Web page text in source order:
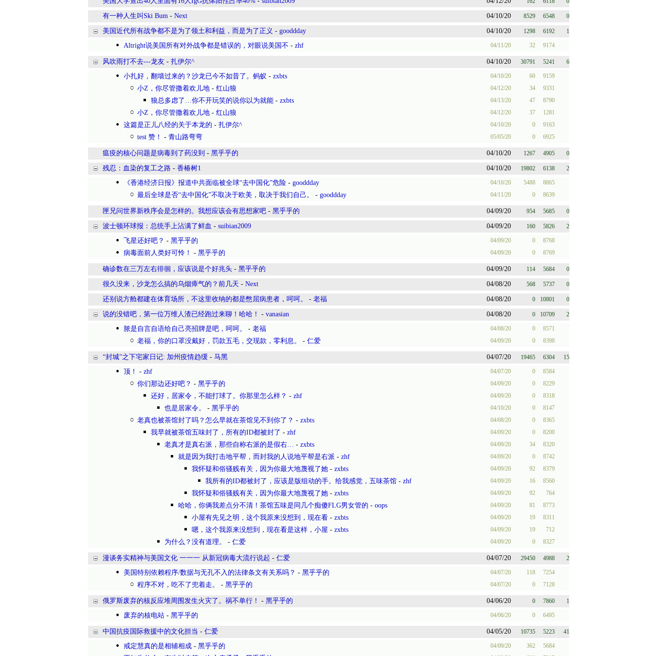
有一种人生叫Ski Bum - Next 04/10/20 8529 6548 0
美国近代所有战争都不是为了领土和利益，而是为了正义 - gooddday 04/10/20 1298 6192 1
Altright说美国所有对外战争都是错误的，对眼说美国不 - zhf 04/11/20 32 9174
风吹雨打不去---龙友 - 扎伊尔^ 04/10/20 30791 5241 6
小扎好，翻墙过来的？沙龙已今不如昔了。蚂蚁 - zxbts 04/10/20 60 9159
小Z，你尽管撒着欢儿地 - 红山狼 04/12/20 34 9331
狼总多虑了…你不开玩笑的说你以为就能 - zxbts 04/13/20 47 8790
小Z，你尽管撒着欢儿地 - 红山狼 04/12/20 37 1281
这篇是正儿八经的关于本龙的 - 扎伊尔^ 04/10/20 0 9163
test 赞！ - 青山路弯弯 05/05/20 0 6925
瘟疫的核心问题是病毒到了药没到 - 黑乎乎的 04/10/20 1267 4905 0
残忍：血染的复工之路 - 香椿树1 04/10/20 19802 6138 2
《香港经济日报》报道中共面临被全球“去中国化”危险 - gooddday 04/10/20 5488 8865
最后全球是否“去中国化”不取决于欧美，取决于我们自己。 - gooddday 04/11/20 0 8639
匣兄问世界新秩序会是怎样的。我想应该会有思想家吧 - 黑乎乎的 04/09/20 954 5685 0
波士顿环球报：总统手上沾满了鲜血 - suibian2009 04/09/20 160 5826 2
飞星还好吧？ - 黑乎乎的 04/09/20 0 8768
病毒面前人类好可怜！ - 黑乎乎的 04/09/20 0 8769
确诊数在三万左右徘徊，应该说是个好兆头 - 黑乎乎的 04/09/20 114 5684 0
很久没来，沙龙怎么搞的乌烟瘴气的？前几天 - Next 04/08/20 568 5737 0
还别说方舱都建在体育场所，不这里收纳的都是憋屈病患者，呵呵。 - 老福 04/08/20 0 10801 0
说的没错吧，第一位万维人渣已经跑过来聊！哈哈！ - vanasian 04/08/20 0 10709 2
脓是自言自语给自己亮招牌是吧，呵呵。 - 老福 04/08/20 0 8571
老福，你的口罩没戴好，罚款五毛，交现款，零利息。 - 仁爱 04/09/20 0 8398
“封城”之下宅家日记: 加州疫情趋缓 - 马黑 04/07/20 19465 6304 15
顶！ - zhf 04/07/20 0 8584
你们那边还好吧？ - 黑乎乎的 04/09/20 0 8229
还好，居家令，不能打球了。你那里怎么样？ - zhf 04/09/20 0 8318
也是居家令。 - 黑乎乎的 04/10/20 0 8147
老真也被茶馆封了吗？怎么早就在茶馆见不到你了？ - zxbts 04/08/20 0 8365
我早就被茶馆五味封了，所有的ID都被封了 - zhf 04/09/20 0 8200
老真才是真右派，那些自称右派的是假右… - zxbts 04/09/20 34 8320
就是因为我打击地平帮，而封我的人说地平帮是右派 - zhf 04/09/20 0 8742
我怀疑和俗骚贱有关，因为你最大地蔑视了她 - zxbts 04/09/20 92 8379
我所有的ID都被封了，应该是版组动的手。给我感觉，五味茶馆 - zhf 04/09/20 16 8560
我怀疑和俗骚贱有关，因为你最大地蔑视了她 - zxbts 04/09/20 92 764
哈哈，你俩我差点分不清！茶馆五味是同几个痴傻FLG男女管的 - oops 04/09/20 81 8773
小屋有先见之明，这个我原来没想到，现在看 - zxbts 04/09/20 19 8311
嗯，这个我原来没想到，现在看是这样，小屋 - zxbts 04/09/20 19 712
为什么？没有道理。 - 仁爱 04/09/20 0 8327
漫谈务实精神与美国文化 一一一 从新冠病毒大流行说起 - 仁爱 04/07/20 29450 4988 2
美国特别依赖程序/数据与无孔不入的法律条文有关系吗？ - 黑乎乎的 04/07/20 118 7254
程序不对，吃不了兜着走。 - 黑乎乎的 04/07/20 0 7128
俄罗斯废弃的核反应堆周围发生火灾了。祸不单行！ - 黑乎乎的 04/06/20 0 7860 1
废弃的核电站 - 黑乎乎的 04/06/20 0 6495
中国抗疫国际救援中的文化担当 - 仁爱 04/05/20 10735 5223 41
戒定慧真的是相辅相成 - 黑乎乎的 04/09/20 362 5684